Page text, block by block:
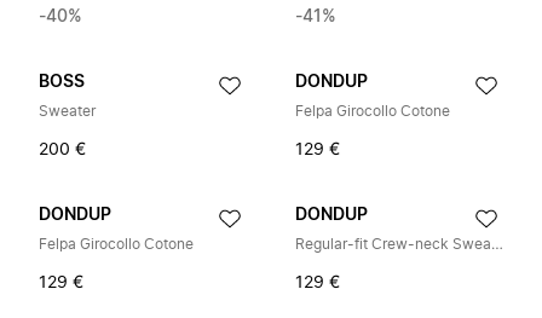
-40%
-41%
BOSS
Sweater
200 €
DONDUP
Felpa Girocollo Cotone
129 €
DONDUP
Felpa Girocollo Cotone
129 €
DONDUP
Regular-fit Crew-neck Sweatshirt
129 €